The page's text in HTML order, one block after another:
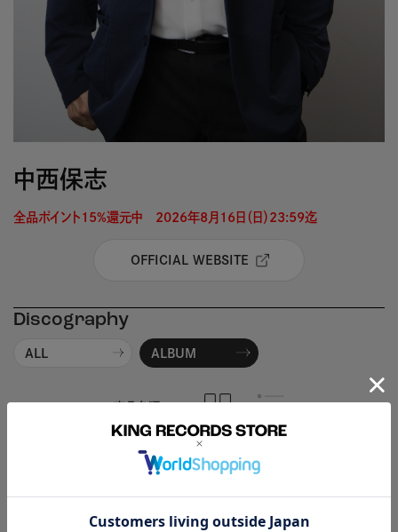
中西保志
全品ポイント15%還元中　2026年8月16日（日）23:59迄
OFFICIAL WEBSITE
Discography
ALL ALBUM
商品名順
発売日順